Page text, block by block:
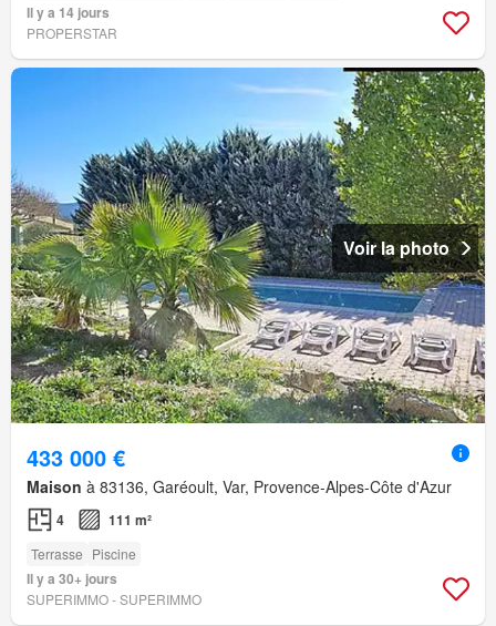
Il y a 14 jours
PROPERSTAR
Voir la photo
433 000 €
Maison à 83136, Garéoult, Var, Provence-Alpes-Côte d'Azur
4 111 m²
Terrasse Piscine
Il y a 30+ jours
SUPERIMMO - SUPERIMMO